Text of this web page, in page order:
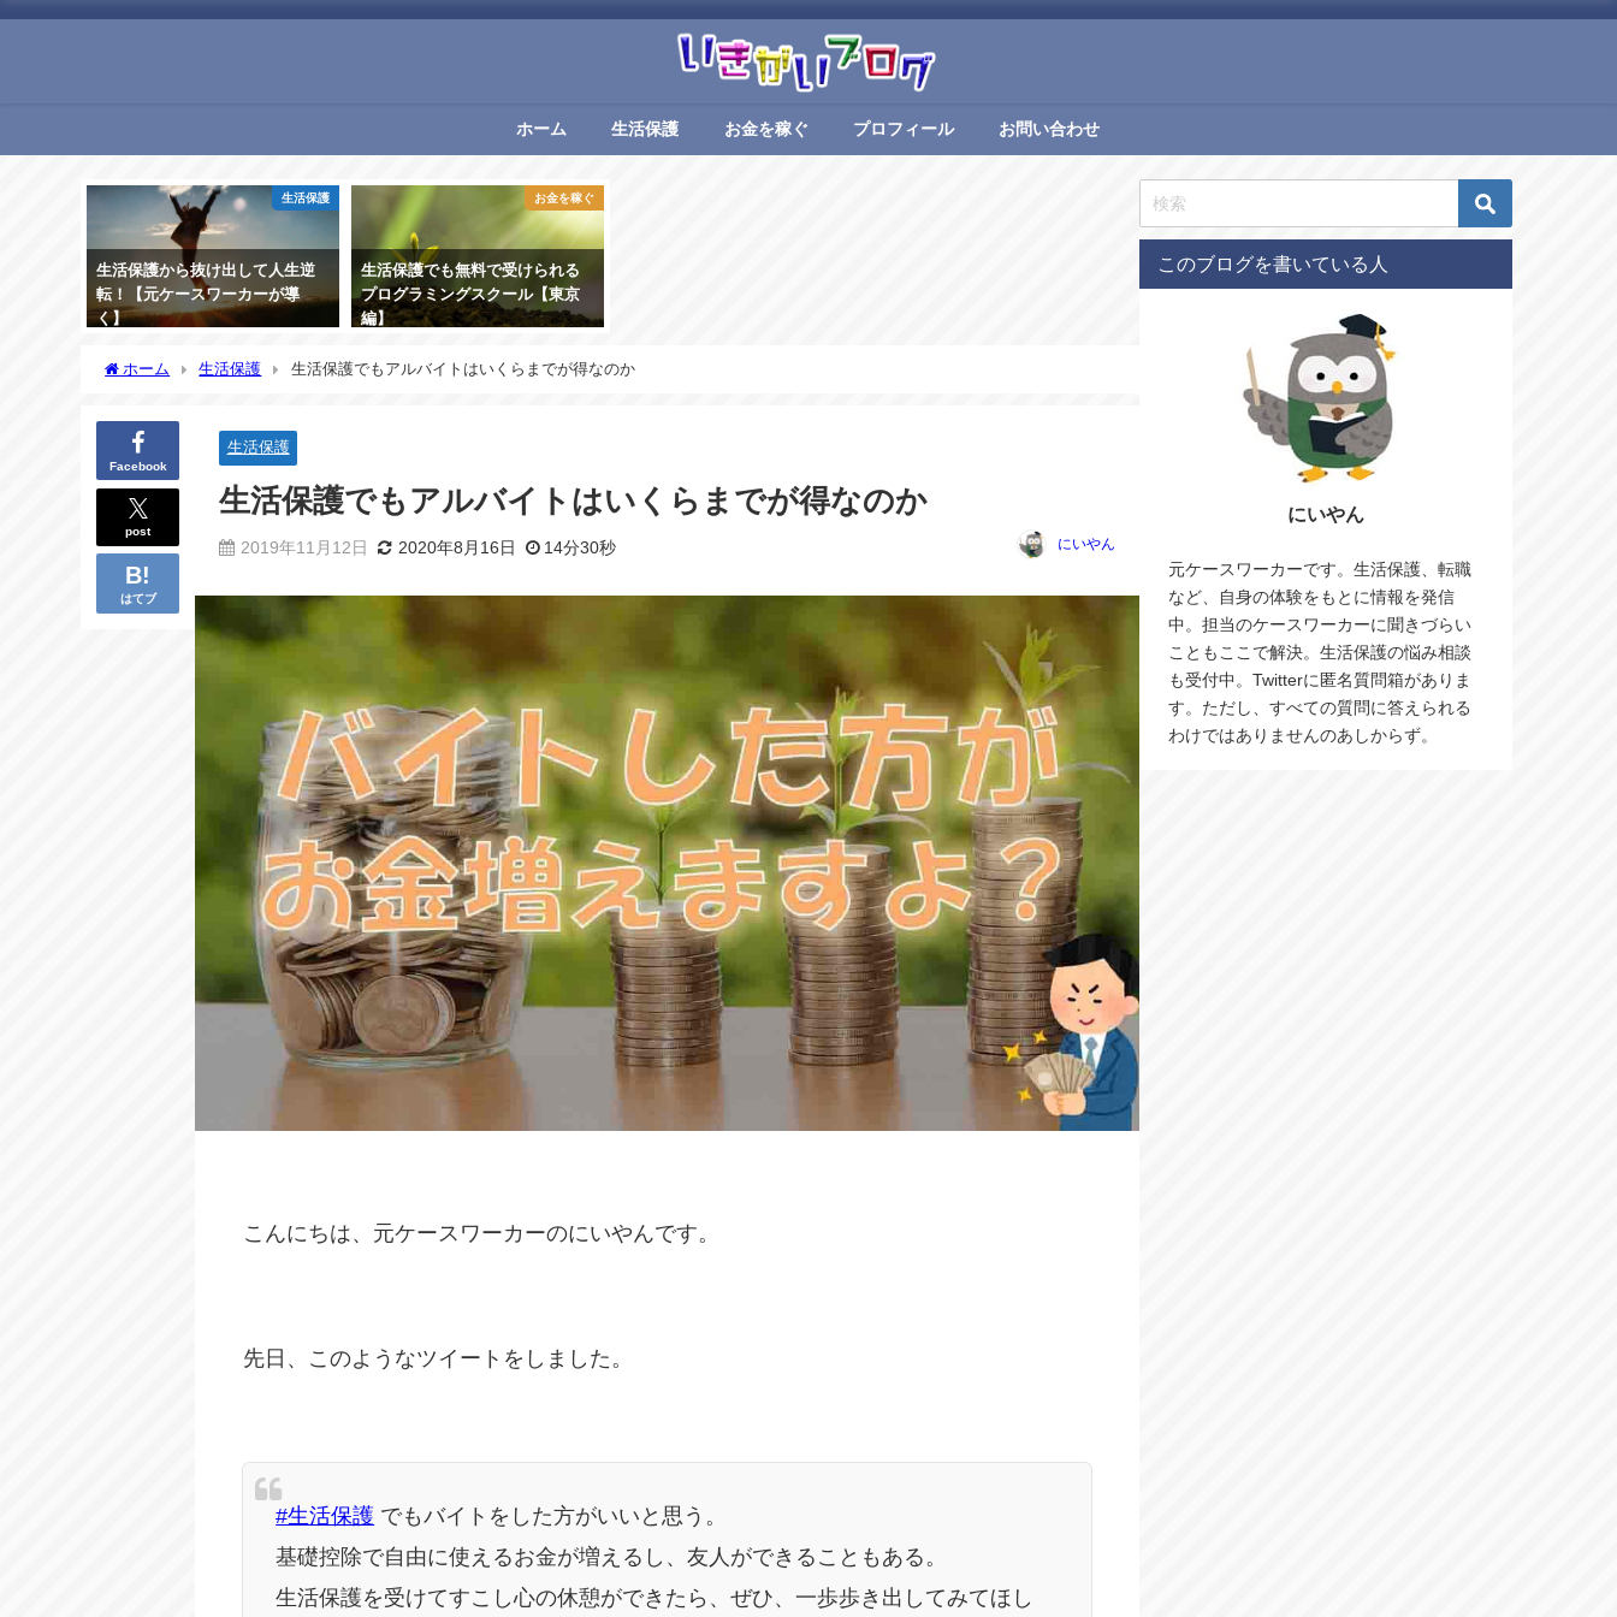
ホーム 生活保護 お金を稼ぐ プロフィール お問い合わせ
生活保護
生活保護から抜け出して人生逆
転！【元ケースワーカーが導
く】
お金を稼ぐ
生活保護でも無料で受けられる
プログラミングスクール【東京
編】
ホーム 生活保護 生活保護でもアルバイトはいくらまでが得なのか
Facebook
post
はてブ
生活保護
生活保護でもアルバイトはいくらまでが得なのか
2019年11月12日 2020年8月16日 14分30秒 にいやん
こんにちは、元ケースワーカーのにいやんです。
先日、このようなツイートをしました。
#生活保護 でもバイトをした方がいいと思う。
基礎控除で自由に使えるお金が増えるし、友人ができることもある。
生活保護を受けてすこし心の休憩ができたら、ぜひ、一歩歩き出してみてほし
このブログを書いている人
にいやん
元ケースワーカーです。生活保護、転職
など、自身の体験をもとに情報を発信
中。担当のケースワーカーに聞きづらい
こともここで解決。生活保護の悩み相談
も受付中。Twitterに匿名質問箱がありま
す。ただし、すべての質問に答えられる
わけではありませんのあしからず。